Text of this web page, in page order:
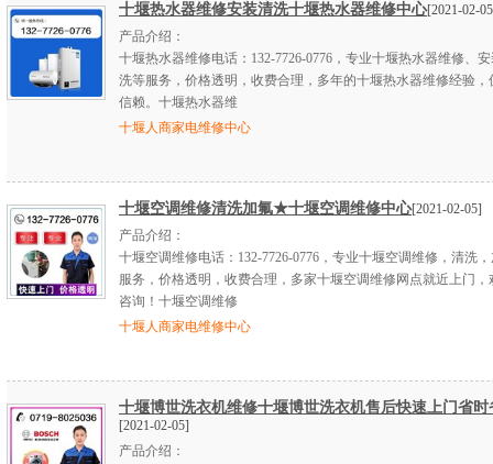
十堰热水器维修安装清洗十堰热水器维修中心[2021-02-
产品介绍：
十堰热水器维修电话：132-7726-0776，专业十堰热水器维修、
洗等服务，价格透明，收费合理，多年的十堰热水器维修经验，
信赖。十堰热水器维
十堰人商家电维修中心
十堰空调维修清洗加氟★十堰空调维修中心[2021-02-05]
产品介绍：
十堰空调维修电话：132-7726-0776，专业十堰空调维修，清洗
服务，价格透明，收费合理，多家十堰空调维修网点就近上门，
咨询！十堰空调维修
十堰人商家电维修中心
十堰博世洗衣机维修十堰博世洗衣机售后快速上门省时
[2021-02-05]
产品介绍：